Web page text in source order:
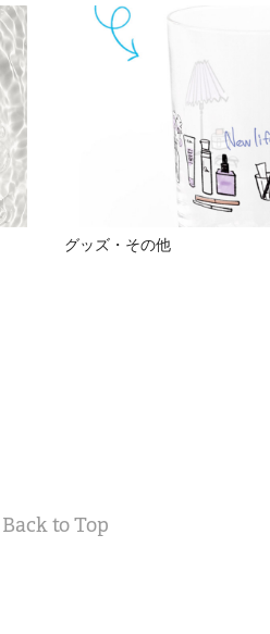
グッズ・その他
Back to Top